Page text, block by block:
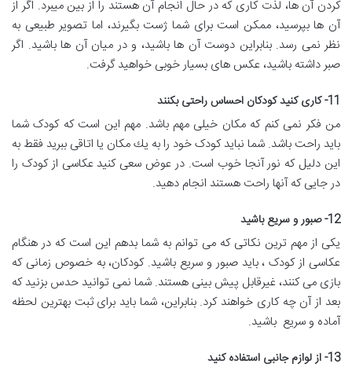
کردن آن ها، لذت كاری كه در حال انجام آن هستند را از بین میبرد. اگر از
آن ها بپرسید، ممکن است برای شما ژست بگیرند، اما تصویر طبیعی به
نظر نمی رسد. بنابراین دوست آن ها باشید، و در میان آن ها باشید. اگر
صبر داشته باشید، عکس های بسیار خوبی خواهید گرفت.
11- كاری كنید کودکان احساس راحتی بكنند
من فکر نمی کنم كه مکان خیلی مهم باشد. مهم این است که کودک شما
باید راحت باشد. شما نباید کودک خود را به یك مکان یا اتاقی ببرید فقط به
این دلیل كه نور آنجا خوب است. در عوض سعی کنید عكاسی از کودک را
در جایی كه آنها راحت هستند انجام دهید.
12- صبور و سریع باشید
یکی از مهم ترین نکاتی که می توانم به شما بدهم این است که در هنگام
عکاسی از کودک ، باید صبور و سریع باشید. کودکان، به خصوص زمانی كه
بازی می کنند، غیرقابل پیش بینی هستند. شما نمی توانید حدس بزنید که
بعد از آن چه کاری خواهند کرد. بنابراین، شما باید برای ثبت بهترین لحظه
آماده و سریع باشید.
13- از لوازم جانبی استفاده كنید